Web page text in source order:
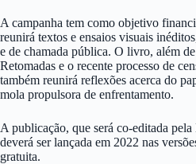
A campanha tem como objetivo
reunirá textos e ensaios visuais
e de chamada pública. O livro, além
Retomadas e o recente processo de
também reunirá reflexões acerca do
mola propulsora de enfrentamento.
A publicação, que será co-editada
deverá ser lançada em 2022 nas
gratuita.